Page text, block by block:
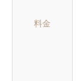
料金